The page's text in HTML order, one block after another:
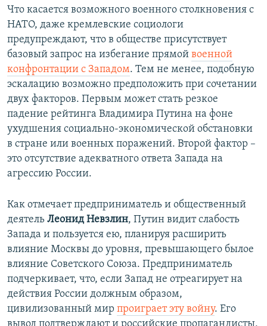
д
ы
д
у
щ
и
й
с
л
а
й
д
д
у
ю
щ
и
й
с
л
а
й
д
Что касается возможного военного столкновения с
НАТО, даже кремлевские социологи
предупреждают, что в обществе присутствует
базовый запрос на избегание прямой военной
конфронтации с Западом. Тем не менее, подобную
эскалацию возможно предположить при сочетании
двух факторов. Первым может стать резкое
падение рейтинга Владимира Путина на фоне
ухудшения социально-экономической обстановки
в стране или военных поражений. Второй фактор –
это отсутствие адекватного ответа Запада на
агрессию России.
Как отмечает предприниматель и общественный
деятель Леонид Невзлин, Путин видит слабость
Запада и пользуется ею, планируя расширить
влияние Москвы до уровня, превышающего былое
влияние Советского Союза. Предприниматель
подчеркивает, что, если Запад не отреагирует на
действия России должным образом,
цивилизованный мир проиграет эту войну. Его